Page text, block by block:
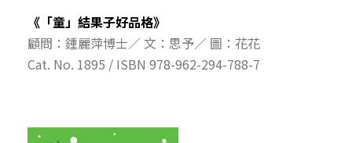
《「童」結果子好品格》
顧問：鍾麗萍博士／ 文：思予／ 圖：花花
Cat. No. 1895 / ISBN 978-962-294-788-7